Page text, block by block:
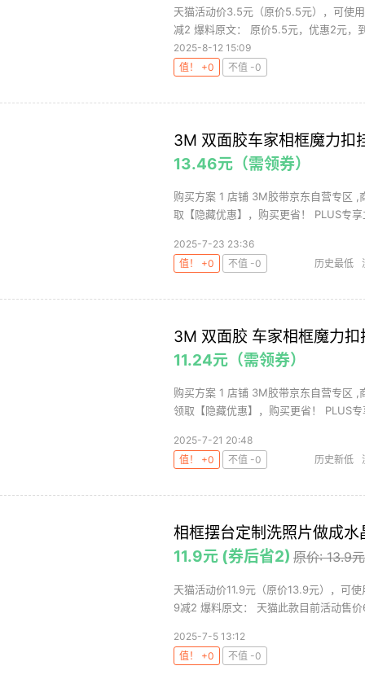
天猫活动价3.5元（原价5.5元），可使
减2 爆料原文： 原价5.5元，优惠2元，
2025-8-12 15:09
值！ +0
不值 -0
3M 双面胶车家相框魔力扣
13.46元（需领券）
购买方案 1 店铺 3M胶带京东自营专区
取【隐藏优惠】，购买更省！ PLUS专
2025-7-23 23:36
值！ +0
不值 -0 历史最低
3M 双面胶 车家相框魔力
11.24元（需领券）
购买方案 1 店铺 3M胶带京东自营专区
领取【隐藏优惠】，购买更省！ PLUS
2025-7-21 20:48
值！ +0
不值 -0 历史新低
相框摆台定制洗照片做成
11.9元 (券后省2) 原价: 13.9元
天猫活动价11.9元（原价13.9元），可
9减2 爆料原文： 天猫此款目前活动售
2025-7-5 13:12
值！ +0
不值 -0